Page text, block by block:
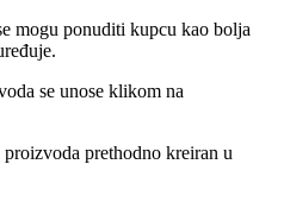
mogu ponuditi kupcu kao bolja
se unose klikom na
prethodno kreiran u